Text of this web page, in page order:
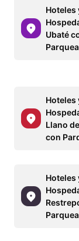
Hoteles
Ubaté
Hoteles
Llano
con
Hoteles